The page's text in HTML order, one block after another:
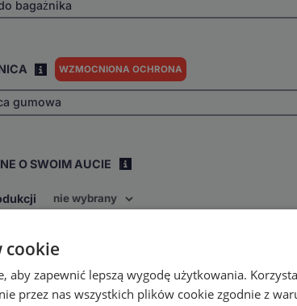
bagażnika
WZMOCNIONA OCHRONA
gumowa
O SWOIM AUCIE
biegów
cookie
aby zapewnić lepszą wygodę użytkowania.
przez nas wszystkich plików cookie zgodnie z